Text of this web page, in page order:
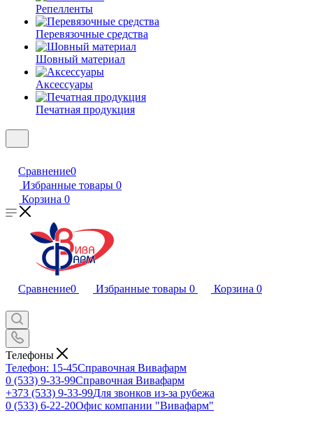
Репелленты
Перевязочные средства
Шовный материал
Аксессуары
Печатная продукция
Сравнение0
Избранные товары 0
Корзина 0
Сравнение0 Избранные товары 0 Корзина 0
Телефоны
Телефон: 15-45Справочная Вивафарм
0 (533) 9-33-99Справочная Вивафарм
+373 (533) 9-33-99Для звонков из-за рубежа
0 (533) 6-22-20Офис компании "Вивафарм"